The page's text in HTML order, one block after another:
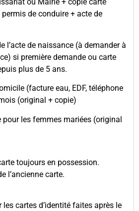
ou Mairie + copie carte
de conduire + acte de
l’acte de naissance (à demander à
si première demande ou carte
plus de 5 ans.
(facture eau, EDF, téléphone
(original + copie)
les femmes mariées (original
toujours en possession.
l’ancienne carte.
cartes d’identité faites après le